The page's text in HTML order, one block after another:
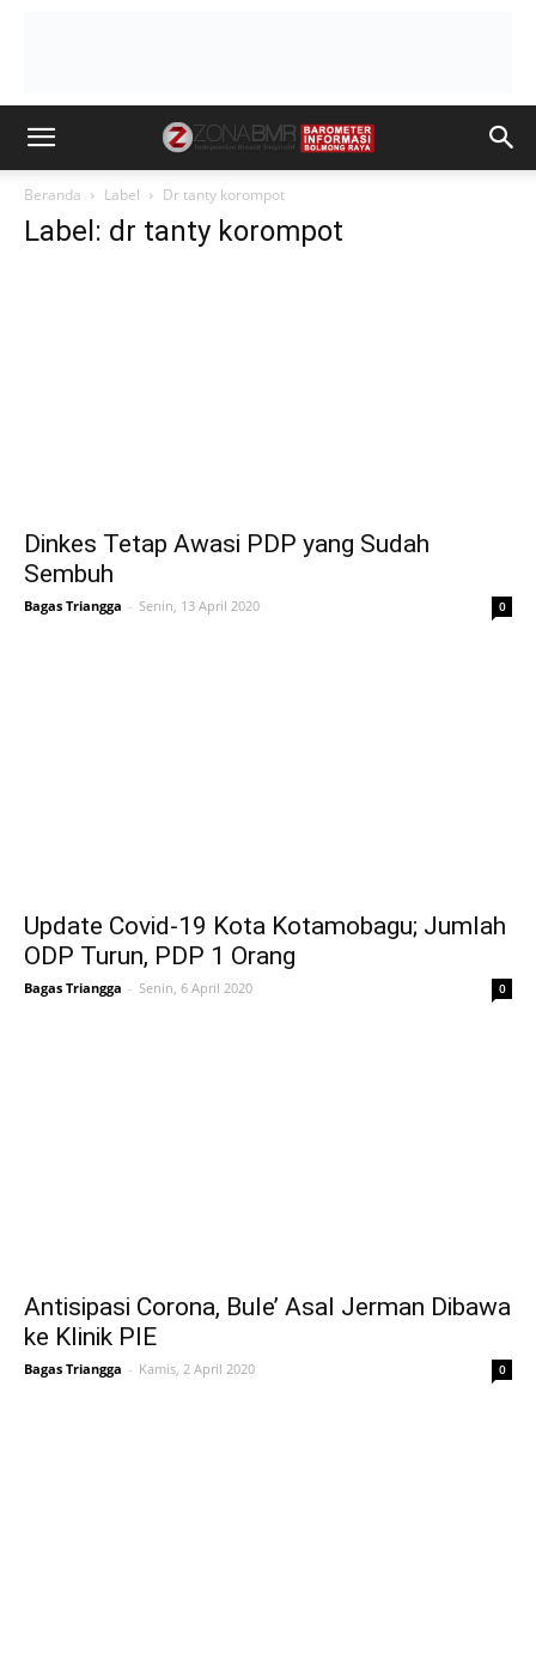
Beranda Label Dr tanty korompot
Label: dr tanty korompot
Dinkes Tetap Awasi PDP yang Sudah
Sembuh
Bagas Triangga - Senin, 13 April 2020 0
Update Covid-19 Kota Kotamobagu; Jumlah
ODP Turun, PDP 1 Orang
Bagas Triangga - Senin, 6 April 2020 0
Antisipasi Corona, Bule’ Asal Jerman Dibawa
ke Klinik PIE
Bagas Triangga - Kamis, 2 April 2020 0